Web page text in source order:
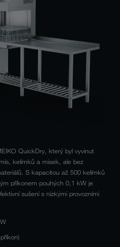
QuickDry, který byl vyvinut
kelímků a misek, ale bez
S kapacitou až 500 kelímků
příkonem pouhých 0,1 kW je
sušení s nízkými provozními